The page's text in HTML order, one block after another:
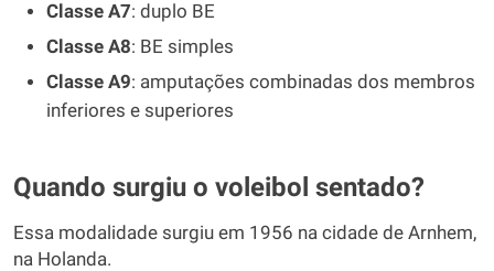
Classe A7: duplo BE
Classe A8: BE simples
Classe A9: amputações combinadas dos membros
inferiores e superiores
Quando surgiu o voleibol sentado?
Essa modalidade surgiu em 1956 na cidade de Arnhem,
na Holanda.